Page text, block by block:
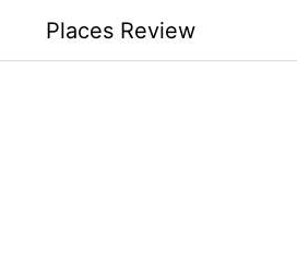
Places Review